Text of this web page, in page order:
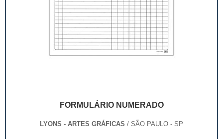
FORMULÁRIO NUMERADO
LYONS - ARTES GRÁFICAS / SÃO PAULO - SP